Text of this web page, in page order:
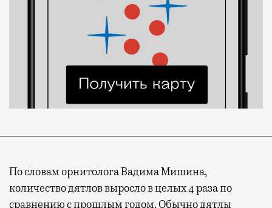
По словам орнитолога Вадима Мишина,
количество дятлов выросло в целых 4 раза по
сравнению с прошлым годом. Обычно дятлы